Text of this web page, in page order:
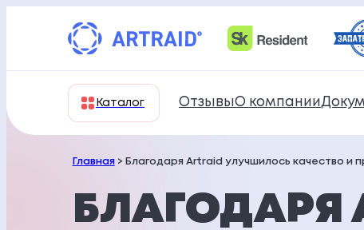
содержимому
Каталог Отзывы О компании
Главная> Благодаря Artraid улучшилось качество и
БЛАГОДАРЯ